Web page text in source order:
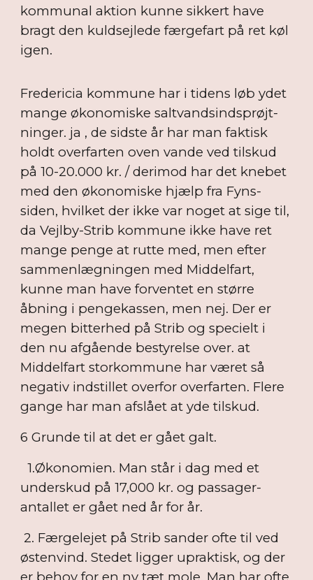
kommunal aktion kunne sikkert have
bragt den kuldsejlede færgefart på ret køl
igen.
Fredericia kommune har i tidens løb ydet
mange økonomiske saltvandsindsprøjt-
ninger. ja , de sidste år har man faktisk
holdt overfarten oven vande ved tilskud
på 10-20.000 kr. / derimod har det knebet
med den økonomiske hjælp fra Fyns-
siden, hvilket der ikke var noget at sige til,
da Vejlby-Strib kommune ikke have ret
mange penge at rutte med, men efter
sammenlægningen med Middelfart,
kunne man have forventet en større
åbning i pengekassen, men nej. Der er
megen bitterhed på Strib og specielt i
den nu afgående bestyrelse over. at
Middelfart storkommune har været så
negativ indstillet overfor overfarten. Flere
gange har man afslået at yde tilskud.
6 Grunde til at det er gået galt.
1.Økonomien. Man står i dag med et
underskud på 17,000 kr. og passager-
antallet er gået ned år for år.
2. Færgelejet på Strib sander ofte til ved
østenvind. Stedet ligger upraktisk, og der